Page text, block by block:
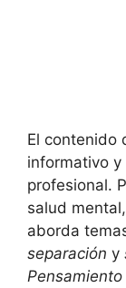
El contenido
informativo
profesional.
salud
aborda
separación y